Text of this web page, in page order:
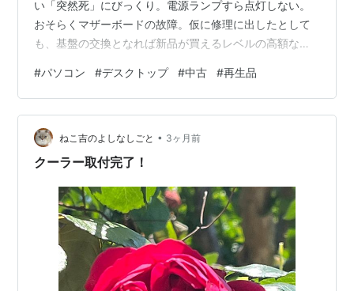
い「突然死」にびっくり。電源ランプすら点灯しない。
おそらくマザーボードの故障。仮に修理に出したとして
も、基盤の交換となれば新品が買えるレベルの高額な修
修理を見送り、新しいパソコン環境をイチから構築する
ことにしました。 その前に悔しかったのでなぜ3年足ら
ずで壊れてしまったのか、AI（Gemini）を相手に反省会
をしました。 その結果、以下のような運用上の問題点が
浮かび上がってきました。 パソコンを壊したかもしれな
#パソコン #デスクトップ #中古 #再生品
ねこ吉のよしなしごと • 3ヶ月前
クーラー取付完了！